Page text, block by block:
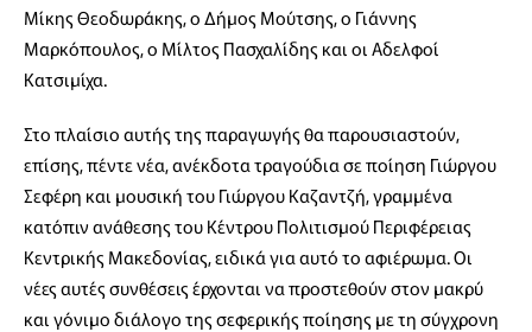
Μίκης Θεοδωράκης, ο Δήμος Μούτσης, ο Γιάννης
Μαρκόπουλος, ο Μίλτος Πασχαλίδης και οι Αδελφοί
Κατσιμίχα.
Στο πλαίσιο αυτής της παραγωγής θα παρουσιαστούν,
επίσης, πέντε νέα, ανέκδοτα τραγούδια σε ποίηση Γιώργου
Σεφέρη και μουσική του Γιώργου Καζαντζή, γραμμένα
κατόπιν ανάθεσης του Κέντρου Πολιτισμού Περιφέρειας
Κεντρικής Μακεδονίας, ειδικά για αυτό το αφιέρωμα. Οι
νέες αυτές συνθέσεις έρχονται να προστεθούν στον μακρύ
και γόνιμο διάλογο της σεφερικής ποίησης με τη σύγχρονη